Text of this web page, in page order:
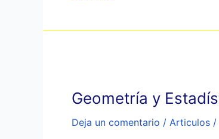
Geometría y
Deja un comentario / Articulos /